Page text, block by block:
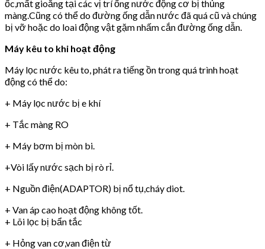
ốc,mất gioăng tại các vị trí ống nước động cơ bị thủng
màng.Cũng có thể do đường ống dẫn nước đã quá cũ và chúng
bị vỡ hoặc do loai động vật gặm nhấm cắn đường ống dẫn.
Máy kêu to khi hoạt động
Máy lọc nước kêu to, phát ra tiếng ồn trong quá trình hoạt
động có thể do:
+ Máy lọc nước bị e khí
+ Tắc màng RO
+ Máy bơm bị mòn bi.
+Vòi lấy nước sạch bị rò rỉ.
+ Nguồn điện(ADAPTOR) bị nổ tụ,cháy diot.
+ Van áp cao hoạt động không tốt.
+ Lõi lọc bị bẩn tắc
+ Hỏng van cơ,van điện từ